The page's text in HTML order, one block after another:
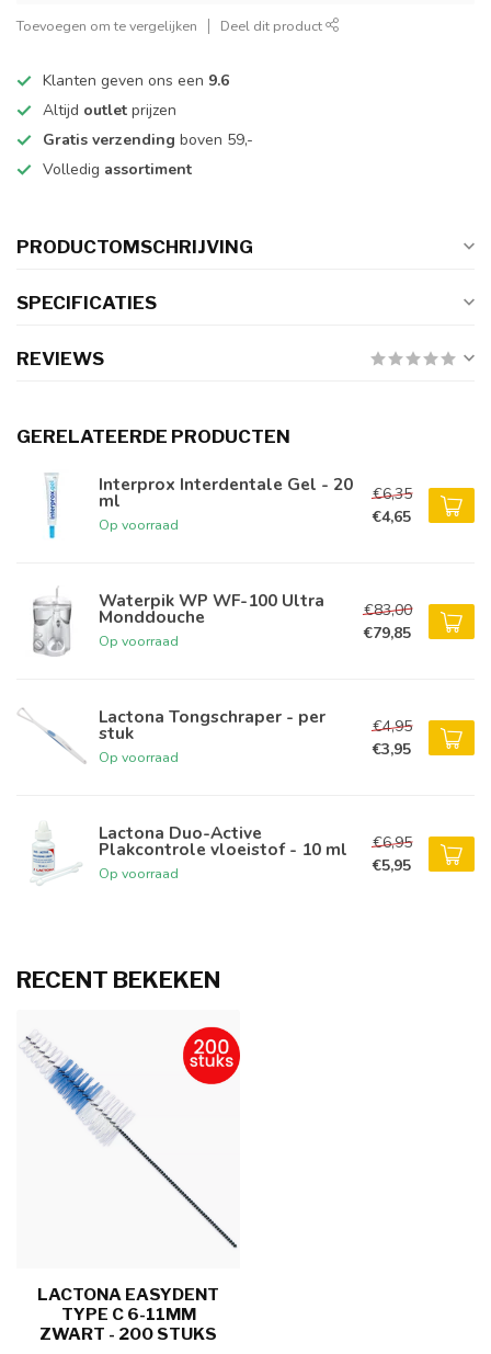
Toevoegen om te vergelijken Deel dit product
Klanten geven ons een 9.6
Altijd outlet prijzen
Gratis verzending boven 59,-
Volledig assortiment
PRODUCTOMSCHRIJVING
SPECIFICATIES
REVIEWS
GERELATEERDE PRODUCTEN
Interprox Interdentale Gel - 20
ml
Op voorraad
€6,35
€4,65
Waterpik WP WF-100 Ultra
Monddouche
Op voorraad
€83,00
€79,85
Lactona Tongschraper - per
stuk
Op voorraad
€4,95
€3,95
Lactona Duo-Active
Plakcontrole vloeistof - 10 ml
Op voorraad
€6,95
€5,95
RECENT BEKEKEN
LACTONA EASYDENT
TYPE C 6-11MM
ZWART - 200 STUKS